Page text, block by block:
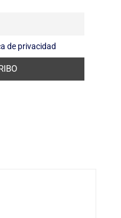
de privacidad